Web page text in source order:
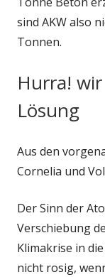
sind AKW also
Tonnen.
Hurra!
Lösung
Aus den
Cornelia und
Der Sinn der
Verschiebung
Klimakrise in
nicht rosig,